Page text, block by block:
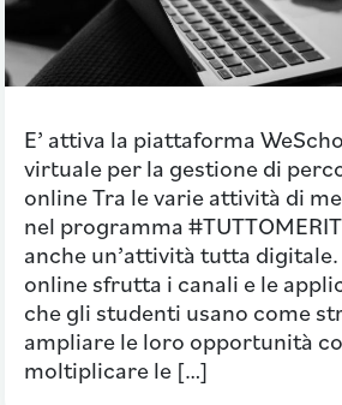
E’ attiva la piattaforma
virtuale per la gestione di
online Tra le varie attività di
nel programma
anche un’attività tutta
online sfrutta i canali e le
che gli studenti usano come
ampliare le loro opportunità
moltiplicare le […]